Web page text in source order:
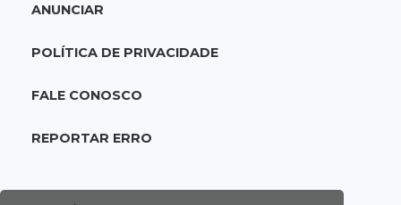
conquista o estadual sub-13
Participantes do Encceja 2026 já podem
ANUNCIAR
POLÍTICA DE PRIVACIDADE
FALE CONOSCO
REPORTAR ERRO